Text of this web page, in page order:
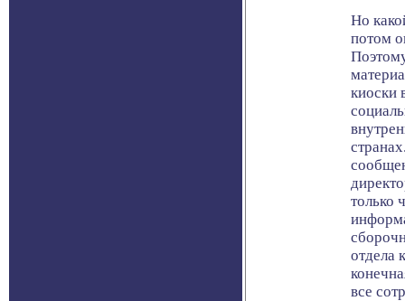
Но
потом
киоски
только
отдела
все